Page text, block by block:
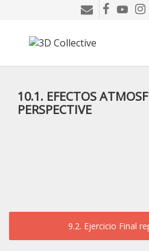
Tutoriales
Cursos
Tienda
Mi Cuenta
10.1. EFECTOS
PERSPECTIVE
9.2. Ejercicio Final